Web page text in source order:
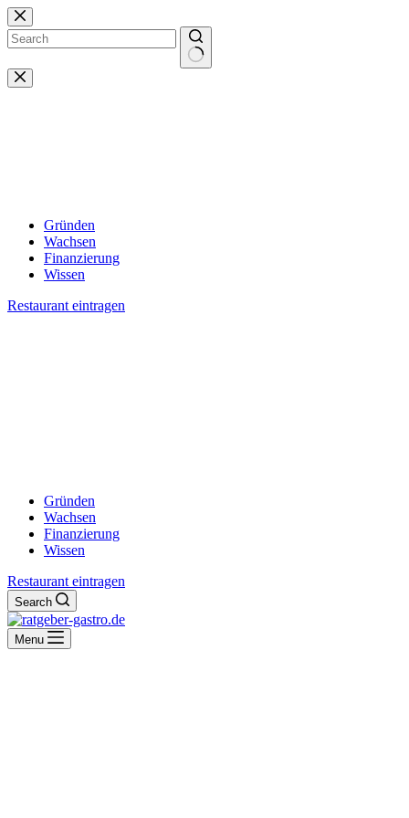
Zum
Inhalt
springen
Keine
Ergebnisse
Gründen
Wachsen
Finanzierung
Wissen
Restaurant eintragen
Gründen
Wachsen
Finanzierung
Wissen
Restaurant eintragen
Search
Menu